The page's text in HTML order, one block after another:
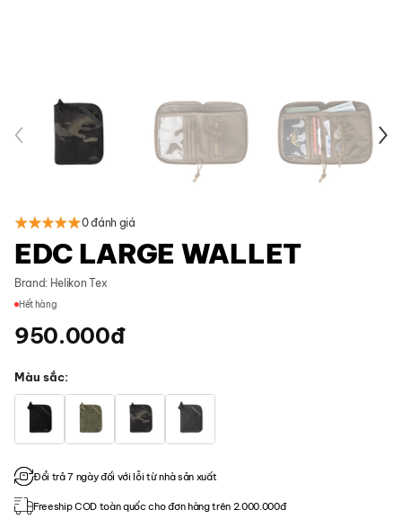
0 đánh giá
EDC LARGE WALLET
Brand: Helikon Tex
Hết hàng
950.000đ
Màu sắc
Đổi trả 7 ngày đối với lỗi từ nhà sản xuất
Freeship COD toàn quốc cho đơn hàng trên 2.000.000đ